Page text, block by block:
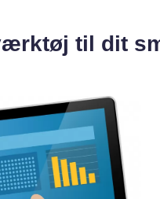
til dit